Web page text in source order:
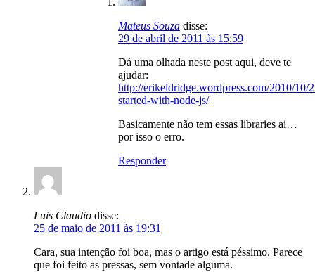
Mateus Souza disse:
29 de abril de 2011 às 15:59
Dá uma olhada neste post aqui, deve te
ajudar:
http://erikeldridge.wordpress.com/2010/10/
started-with-node-js/
Basicamente não tem essas libraries ai…
por isso o erro.
Responder
Luis Claudio disse:
25 de maio de 2011 às 19:31
Cara, sua intenção foi boa, mas o artigo está péssimo. Parece
que foi feito as pressas, sem vontade alguma.